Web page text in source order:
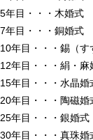
5年目・・・木婚式
7年目・・・銅婚式
10年目・・・錫（
12年目・・・絹・
15年目・・・水晶
20年目・・・陶磁
25年目・・・銀婚
30年目・・・真珠